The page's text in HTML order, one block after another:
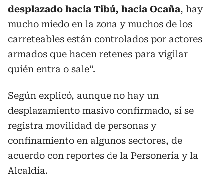
desplazado hacia Tibú, hacia Ocaña, hay
mucho miedo en la zona y muchos de los
carreteables están controlados por actores
armados que hacen retenes para vigilar
quién entra o sale”.
Según explicó, aunque no hay un
desplazamiento masivo confirmado, sí se
registra movilidad de personas y
confinamiento en algunos sectores, de
acuerdo con reportes de la Personería y la
Alcaldía.